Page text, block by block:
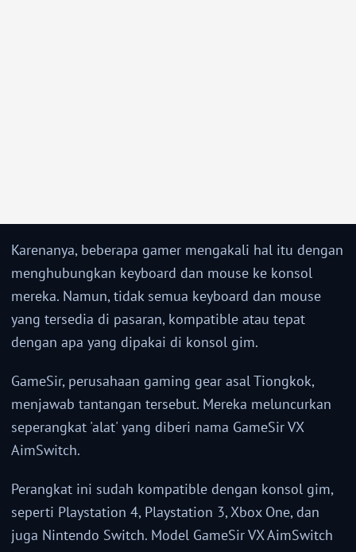
Karenanya, beberapa gamer mengakali hal itu dengan
menghubungkan keyboard dan mouse ke konsol
mereka. Namun, tidak semua keyboard dan mouse
yang tersedia di pasaran, kompatible atau tepat
dengan apa yang dipakai di konsol gim.
GameSir, perusahaan gaming gear asal Tiongkok,
menjawab tantangan tersebut. Mereka meluncurkan
seperangkat 'alat' yang diberi nama GameSir VX
AimSwitch.
Perangkat ini sudah kompatible dengan konsol gim,
seperti Playstation 4, Playstation 3, Xbox One, dan
juga Nintendo Switch. Model GameSir VX AimSwitch